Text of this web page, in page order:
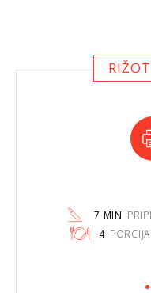
7 MIN
4 PORCIJA